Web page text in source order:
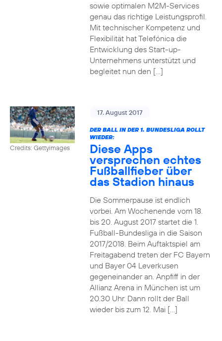
sowie optimalen M2M-Services
genau das richtige Leistungsprofil.
Mit technischer Kompetenz und
Flexibilität hat Telefónica die
Entwicklung des Start-up-
Unternehmens unterstützt und
begleitet nun den […]
Credits: Gettyimages
17. August 2017
DER BALL IN DER 1. BUNDESLIGA ROLLT
WIEDER:
Diese Apps
versprechen echtes
Fußballfieber über
das Stadion hinaus
Die Sommerpause ist endlich
vorbei. Am Wochenende vom 18.
bis 20. August 2017 startet die 1.
Fußball-Bundesliga in die Saison
2017/2018. Beim Auftaktspiel am
Freitagabend treten der FC Bayern
und Bayer 04 Leverkusen
gegeneinander an. Anpfiff in der
Allianz Arena in München ist um
20.30 Uhr. Dann rollt der Ball
wieder bis zum 12. Mai […]